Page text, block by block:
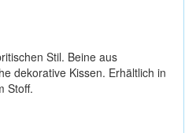
Stil. Beine aus
dekorative Kissen. Erhältlich in
Stoff.